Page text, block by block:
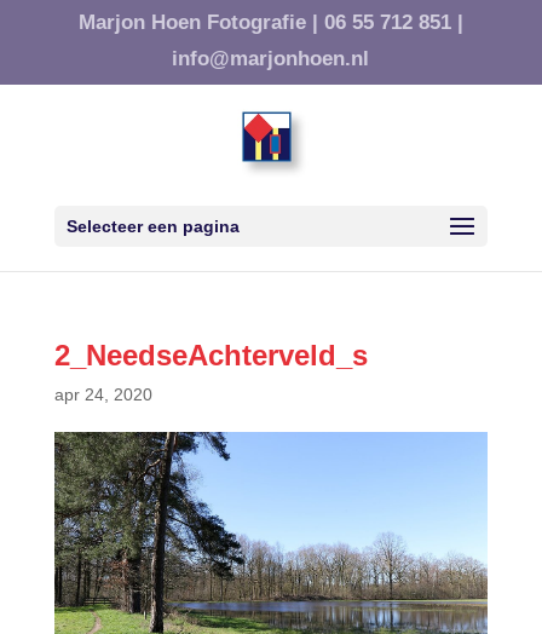
Marjon Hoen Fotografie | 06 55 712 851 |
info@marjonhoen.nl
Selecteer een pagina
2_NeedseAchterveld_s
apr 24, 2020